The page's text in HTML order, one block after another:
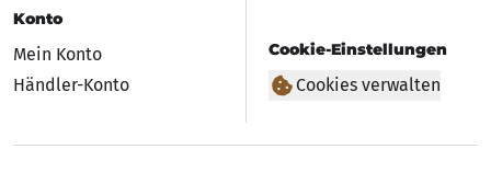
Konto
Mein Konto
Händler-Konto
Cookie-Einstellungen
Cookies verwalten